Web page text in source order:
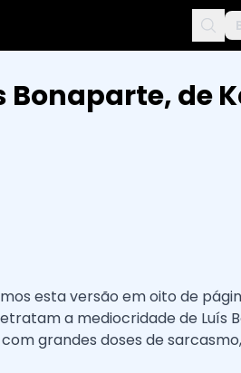
Bonaparte, de
esta versão em oito de
a mediocridade de Luís
grandes doses de
no livro original.